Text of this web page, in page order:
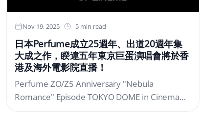
成本。這使得充電設施逐漸從「成本項目」轉變
為「管理工具」，甚至成為企業永續策略的一部
分。智慧充電，與電網協同運作隨著再生能源占
比上升，電力供應的波動性也隨之增加。這使得
電動車充電系統的角色進一步升級——從被動用
電者，轉變為可調度的能源資源。國際電工委員
會（IEC）指出，未來充電設備若具備即時通
訊、能源監控與安全防護能力，將能協助電網進
京市中心約90分鐘車程，這個療癒之地四周環繞
著茂密的綠意與清澈的溪流。所有房間均設有私
人露天浴池;在部分房間，你甚至可以一邊泡澡一
邊欣賞櫻花。享受以當季在地食材為特色的高級
露營燒烤。附近有「足利花園公園」，被CNN評
世界知名的紫藤與櫻花。● 日語：
https://www.glamping-spa-tochigi.com/● 英
Nov 19, 2025 5 min read
日本Perfume成立25週年、出道20週年集
大成之作，睽違五年東京巨蛋演唱會將於香
港及海外電影院直播！
Perfume ZO/Z5 Anniversary "Nebula
Romance" Episode TOKYO DOME in Cinema決